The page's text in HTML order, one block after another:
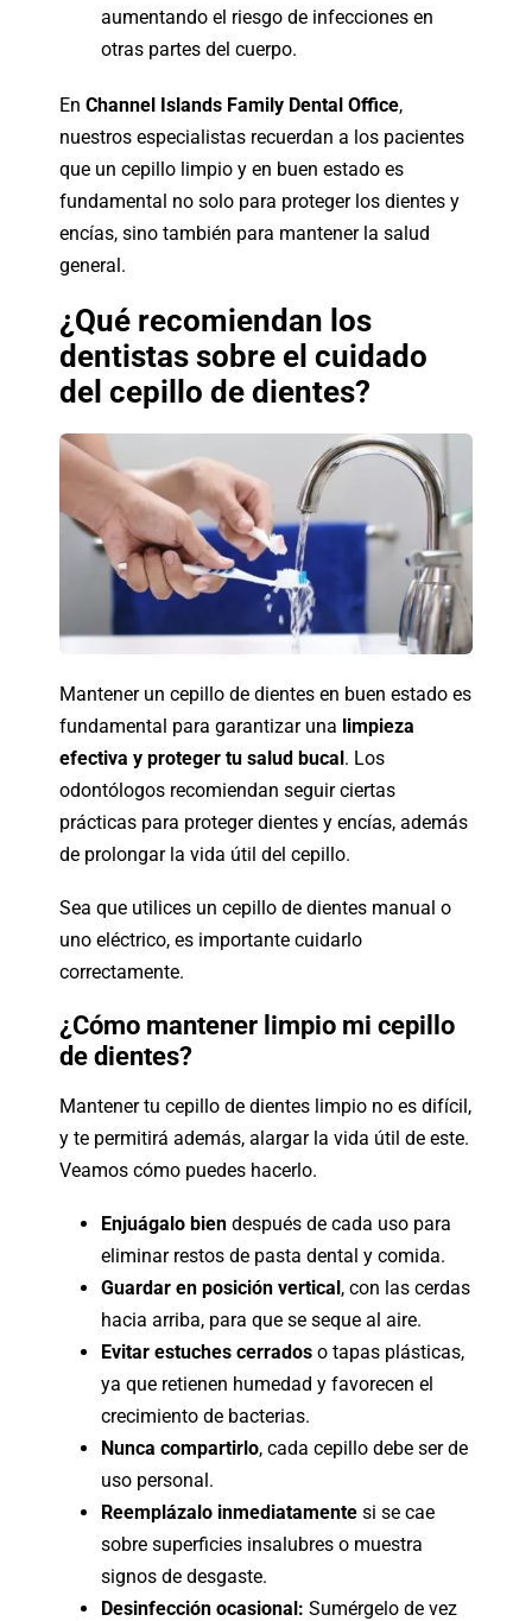
aumentando el riesgo de infecciones en
otras partes del cuerpo.
En Channel Islands Family Dental Office,
nuestros especialistas recuerdan a los pacientes
que un cepillo limpio y en buen estado es
fundamental no solo para proteger los dientes y
encías, sino también para mantener la salud
general.
¿Qué recomiendan los
dentistas sobre el cuidado
del cepillo de dientes?
Mantener un cepillo de dientes en buen estado es
fundamental para garantizar una limpieza
efectiva y proteger tu salud bucal. Los
odontólogos recomiendan seguir ciertas
prácticas para proteger dientes y encías, además
de prolongar la vida útil del cepillo.
Sea que utilices un cepillo de dientes manual o
uno eléctrico, es importante cuidarlo
correctamente.
¿Cómo mantener limpio mi cepillo
de dientes?
Mantener tu cepillo de dientes limpio no es difícil,
y te permitirá además, alargar la vida útil de este.
Veamos cómo puedes hacerlo.
Enjuágalo bien después de cada uso para
eliminar restos de pasta dental y comida.
Guardar en posición vertical, con las cerdas
hacia arriba, para que se seque al aire.
Evitar estuches cerrados o tapas plásticas,
ya que retienen humedad y favorecen el
crecimiento de bacterias.
Nunca compartirlo, cada cepillo debe ser de
uso personal.
Reemplázalo inmediatamente si se cae
sobre superficies insalubres o muestra
signos de desgaste.
Desinfección ocasional: Sumérgelo de vez